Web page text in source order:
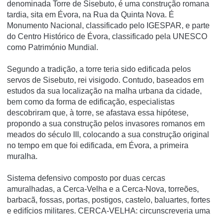
denominada Torre de Sisebuto, é uma construção romana
tardia, sita em Évora, na Rua da Quinta Nova. É
Monumento Nacional, classificado pelo IGESPAR, e parte
do Centro Histórico de Évora, classificado pela UNESCO
como Património Mundial.
Segundo a tradição, a torre teria sido edificada pelos
servos de Sisebuto, rei visigodo. Contudo, baseados em
estudos da sua localização na malha urbana da cidade,
bem como da forma de edificação, especialistas
descobriram que, à torre, se afastava essa hipótese,
propondo a sua construção pelos invasores romanos em
meados do século III, colocando a sua construção original
no tempo em que foi edificada, em Évora, a primeira
muralha.
Sistema defensivo composto por duas cercas
amuralhadas, a Cerca-Velha e a Cerca-Nova, torreões,
barbacã, fossas, portas, postigos, castelo, baluartes, fortes
e edifícios militares. CERCA-VELHA: circunscreveria uma